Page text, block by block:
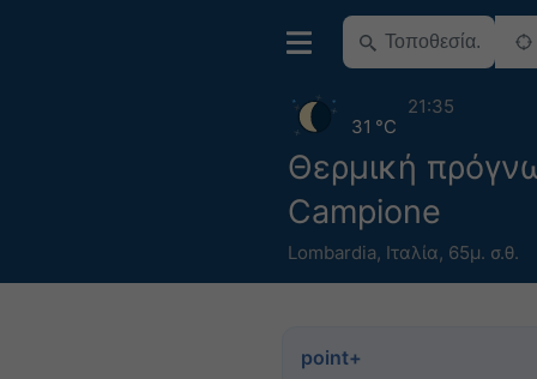
Θερμική
Campione
Lombardia, Ιταλία, 65μ. σ.θ.
31 °C
21:35
point+